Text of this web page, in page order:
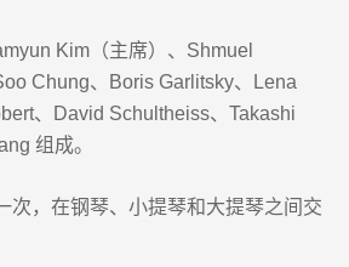
Kim（主席）、Shmuel
Chung、Boris Garlitsky、Lena
、David Schultheiss、Takashi
组成。
次，在钢琴、小提琴和大提琴之间交